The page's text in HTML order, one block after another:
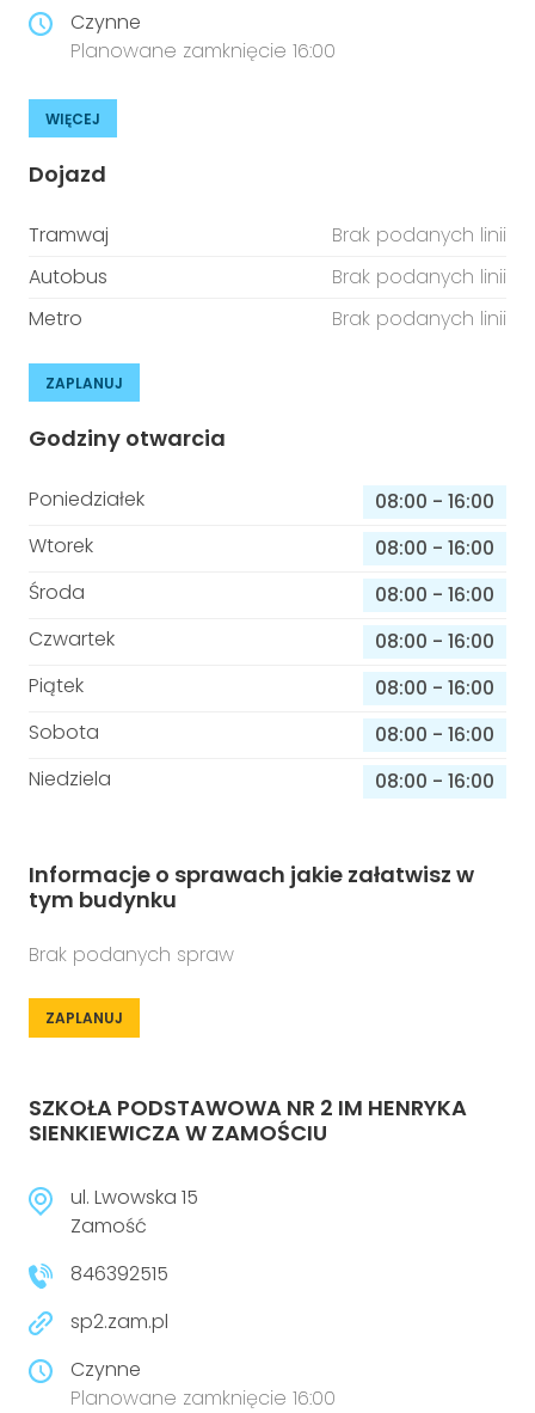
Czynne
Planowane zamknięcie 16:00
WIĘCEJ
Dojazd
Tramwaj
Brak podanych linii
Autobus
Brak podanych linii
Metro
Brak podanych linii
ZAPLANUJ
Godziny otwarcia
Poniedziałek 08:00 - 16:00
Wtorek
08:00 - 16:00
Środa
08:00 - 16:00
Czwartek
08:00 - 16:00
Piątek
08:00 - 16:00
Sobota
08:00 - 16:00
Niedziela
08:00 - 16:00
Informacje o sprawach jakie załatwisz w
tym budynku
Brak podanych spraw
ZAPLANUJ
SZKOŁA PODSTAWOWA NR 2 IM HENRYKA
SIENKIEWICZA W ZAMOŚCIU
ul. Lwowska 15
Zamość
846392515
sp2.zam.pl
Czynne
Planowane zamknięcie 16:00